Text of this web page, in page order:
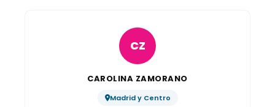
CZ
CAROLINA ZAMORANO
Madrid y Centro